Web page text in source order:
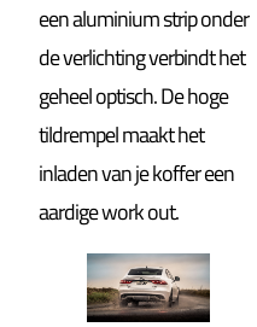
een aluminium strip onder
de verlichting verbindt het
geheel optisch. De hoge
tildrempel maakt het
inladen van je koffer een
aardige work out.